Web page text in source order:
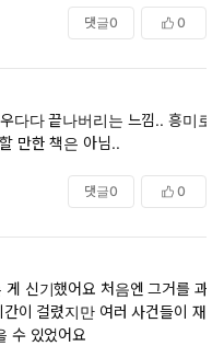
댓글0 0
다다 끝나버리는 느낌.. 흥미로
만한 책은 아님..
댓글0 0
신기했어요 처음엔 그거를 과
이 걸렸지만 여러 사건들이 재
수 있었어요